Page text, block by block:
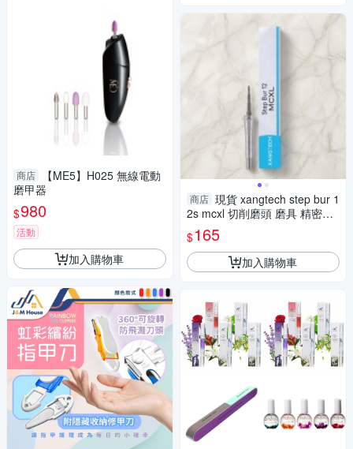
商店
【ME5】H025 無線電動
磨甲器
$980
活動
加入購物車
商店 現貨 xangtech step bur 1
2s mcxl 切削磨頭 磨具 精密加
工耗材 4-4
$165
加入購物車